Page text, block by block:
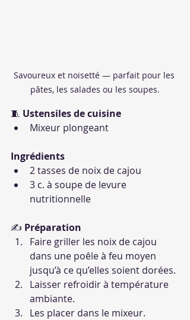
Savoureux et noisetté — parfait pour les
pâtes, les salades ou les soupes.
🧵 Ustensiles de cuisine
Mixeur plongeant
Ingrédients
2 tasses de noix de cajou
3 c. à soupe de levure
nutritionnelle
✍️ Préparation
Faire griller les noix de cajou
dans une poêle à feu moyen
jusqu’à ce qu’elles soient dorées.
Laisser refroidir à température
ambiante.
Les placer dans le mixeur.